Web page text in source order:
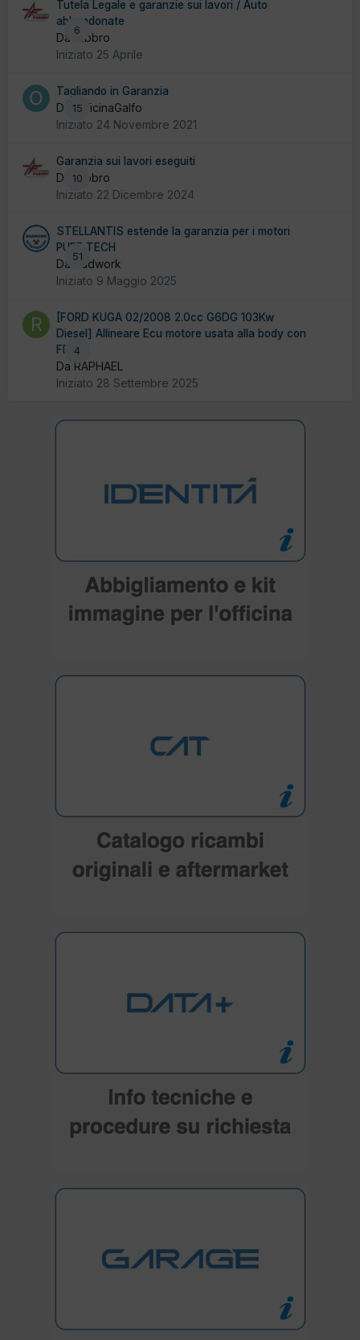
6
Tutela Legale e garanzie sui lavori / Auto
abbandonate
Da fabbro
Iniziato 25 Aprile
15
Tagliando in Garanzia
Da OfficinaGalfo
Iniziato 24 Novembre 2021
10
Garanzia sui lavori eseguiti
Da fabbro
Iniziato 22 Dicembre 2024
51
STELLANTIS estende la garanzia per i motori
PURE TECH
Da badwork
Iniziato 9 Maggio 2025
4
[FORD KUGA 02/2008 2.0cc G6DG 103Kw
Diesel] Allineare Ecu motore usata alla body con
FDRS
Da RAPHAEL
Iniziato 28 Settembre 2025